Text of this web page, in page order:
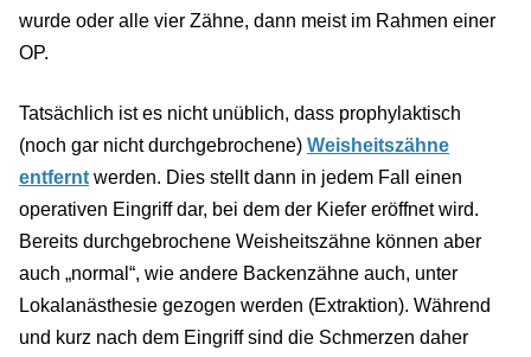
wurde oder alle vier Zähne, dann meist im Rahmen einer
OP.
Tatsächlich ist es nicht unüblich, dass prophylaktisch
(noch gar nicht durchgebrochene) Weisheitszähne
entfernt werden. Dies stellt dann in jedem Fall einen
operativen Eingriff dar, bei dem der Kiefer eröffnet wird.
Bereits durchgebrochene Weisheitszähne können aber
auch „normal“, wie andere Backenzähne auch, unter
Lokalanästhesie gezogen werden (Extraktion). Während
und kurz nach dem Eingriff sind die Schmerzen daher